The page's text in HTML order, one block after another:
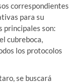
correspondientes
para su
principales son:
cubreboca,
los protocolos
se buscará